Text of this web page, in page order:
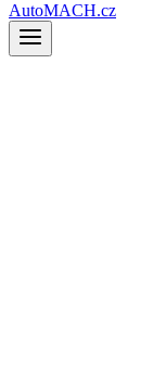
AutoMACH.cz